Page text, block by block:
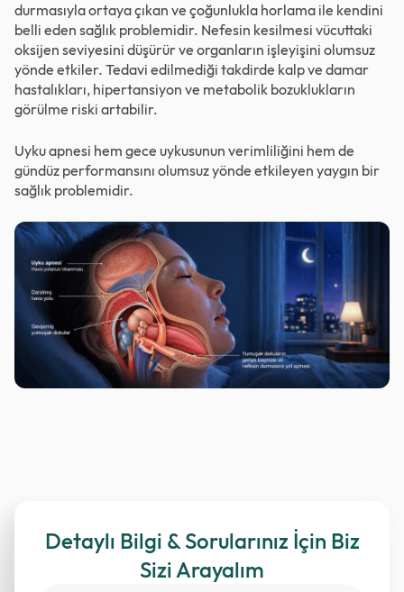
durmasıyla ortaya çıkan ve çoğunlukla horlama ile kendini
belli eden sağlık problemidir. Nefesin kesilmesi vücuttaki
oksijen seviyesini düşürür ve organların işleyişini olumsuz
yönde etkiler. Tedavi edilmediği takdirde kalp ve damar
hastalıkları, hipertansiyon ve metabolik bozuklukların
görülme riski artabilir.
Uyku apnesi hem gece uykusunun verimliliğini hem de
gündüz performansını olumsuz yönde etkileyen yaygın bir
sağlık problemidir.
Detaylı Bilgi & Sorularınız İçin Biz
Sizi Arayalım